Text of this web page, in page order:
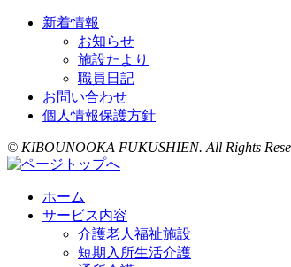
新着情報
お知らせ
施設たより
職員日記
お問い合わせ
個人情報保護方針
© KIBOUNOOKA FUKUSHIEN. All Rights
ホーム
サービス内容
介護老人福祉施設
短期入所生活介護